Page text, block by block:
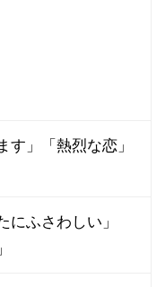
す」「熱烈な恋」
にふさわしい」